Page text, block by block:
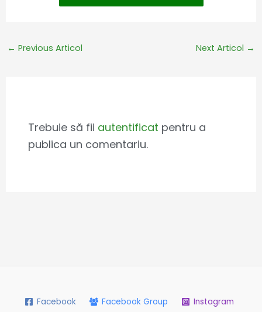
← Previous Articol Next Articol →
Trebuie să fii autentificat pentru a
publica un comentariu.
Facebook Facebook Group Instagram